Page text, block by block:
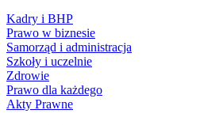
Kadry i BHP
Prawo w biznesie
Samorząd i administracja
Szkoły i uczelnie
Zdrowie
Prawo dla każdego
Akty Prawne